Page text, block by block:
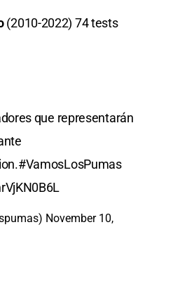
(2010-2022) 74 tests
que representarán
.#VamosLosPumas
November 10,